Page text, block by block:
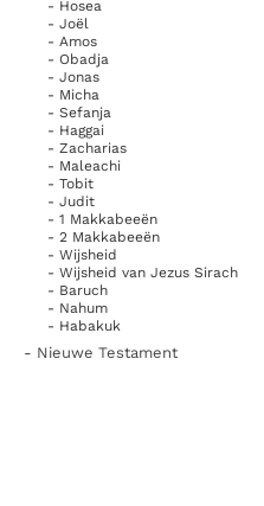
- Hosea
- Joël
- Amos
- Obadja
- Jonas
- Micha
- Sefanja
- Haggai
- Zacharias
- Maleachi
- Tobit
- Judit
- 1 Makkabeeën
- 2 Makkabeeën
- Wijsheid
- Wijsheid van Jezus Sirach
- Baruch
- Nahum
- Habakuk
- Nieuwe Testament